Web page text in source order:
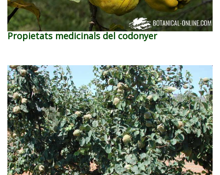
Propietats medicinals del codonyer